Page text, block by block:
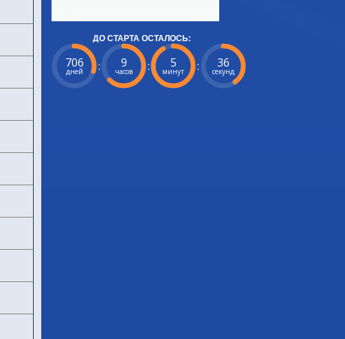
ДО СТАРТА ОСТАЛОСЬ:
706
дней : 9
часов : 5
минут : 35
секунд